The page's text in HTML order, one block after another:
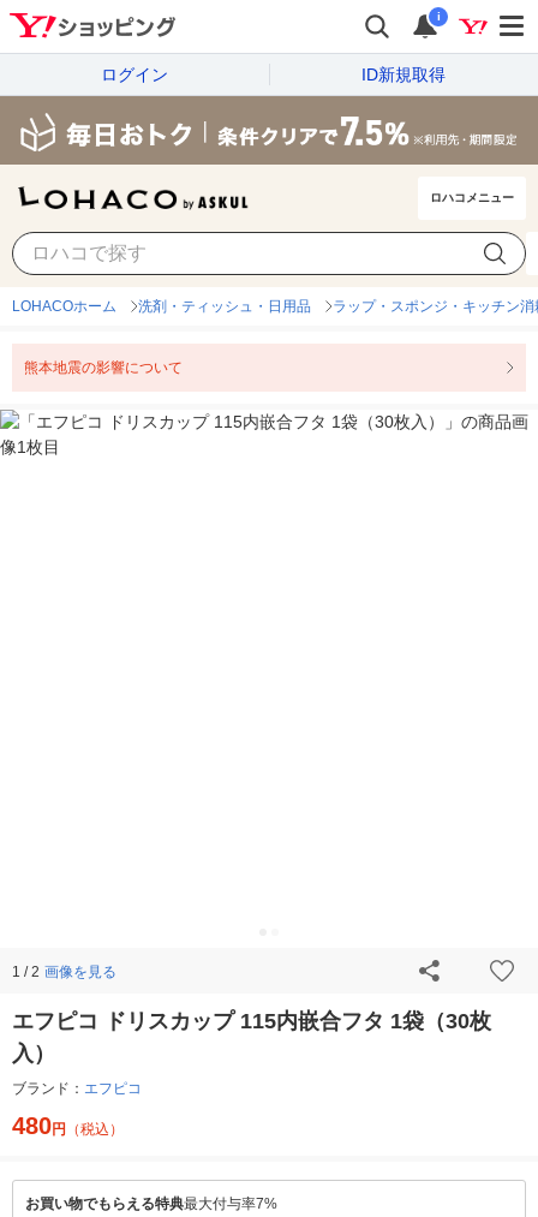
i
ログイン ID新規取得
ロハコメニュー
LOHACOホーム 洗剤・ティッシュ・日用品 ラップ・スポンジ・キッチン消
熊本地震の影響について
1 / 2 画像を見る
エフピコ ドリスカップ 115内嵌合フタ 1袋（30枚
入）
ブランド： エフピコ
480円 （税込）
お買い物でもらえる特典最大付与率7%